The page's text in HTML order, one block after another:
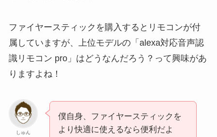
ファイヤースティックを購入するとリモコンが付
属していますが、上位モデルの「alexa対応音声認
識リモコン pro」はどうなんだろう？って興味があ
りますよね！
しゅん
僕自身、ファイヤースティックを
より快適に使えるなら便利だよ